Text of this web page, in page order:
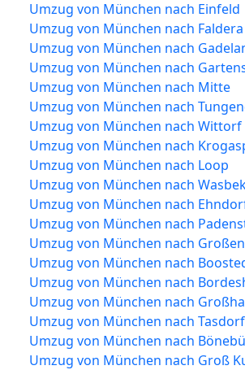
Umzug von München nach Einfeld
Umzug von München nach Faldera
Umzug von München nach
Umzug von München nach
Umzug von München nach Mitte
Umzug von München nach
Umzug von München nach Wittorf
Umzug von München nach
Umzug von München nach Loop
Umzug von München nach
Umzug von München nach
Umzug von München nach
Umzug von München nach
Umzug von München nach
Umzug von München nach
Umzug von München nach
Umzug von München nach Tasdorf
Umzug von München nach
Umzug von München nach Groß